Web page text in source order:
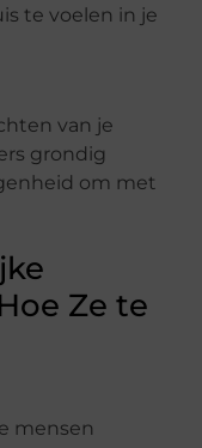
te voelen in je
van je
grondig
om met
Ze te
mensen